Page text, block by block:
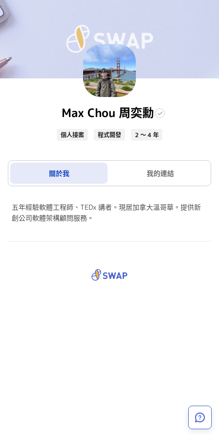
Max Chou 周奕勳
個人接案 程式開發 2 ～ 4 年
關於我 我的連結
五年經驗軟體工程師、TEDx 講者。現居加拿大溫哥華。提供新
創公司軟體架構顧問服務。